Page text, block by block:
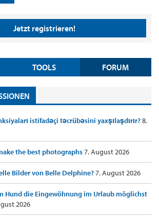
Jetzt registrieren!
TOOLS FORUM
istifadəçi təcrübəsini yaxşılaşdırır?8.
the best photographs7. August 2026
Bilder von Belle Delphine?7. August 2026
Hund die Eingewöhnung im Urlaub möglichst
2026